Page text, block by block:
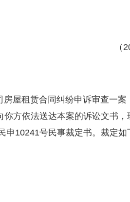
（
屋租赁合同纠纷申诉审查一案
方依法送达本案的诉讼文书
10241号民事裁定书。裁定如